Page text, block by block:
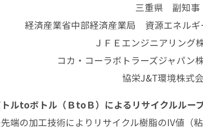
三重県 副知事
経済産業省中部経済産業局 資源エネ
ＪＦＥエンジニアリン
コカ・コーラボトラーズジャパ
協栄J&T環境株
トルtoボトル（ＢtoＢ）によるリサイクルループ
先端の加工技術によりリサイクル樹脂のIV値（